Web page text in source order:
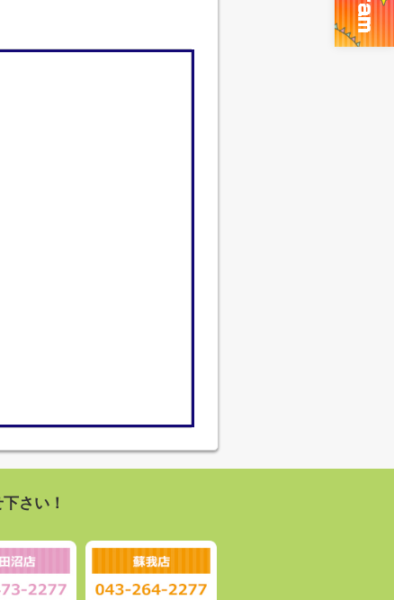
さい！